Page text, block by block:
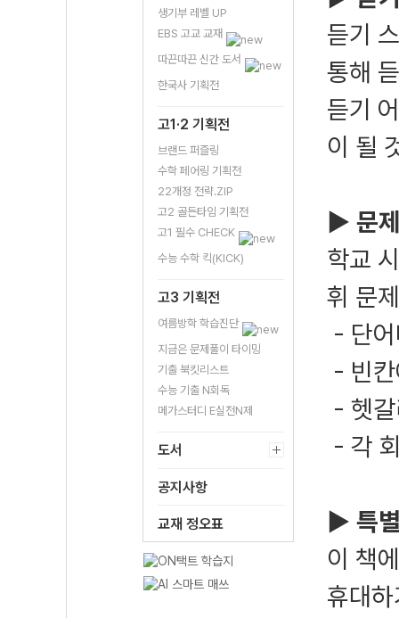
생기부 레벨 UP
EBS 고교 교재
따끈따끈 신간 도서
한국사 기획전
고1·2 기획전
브랜드 퍼즐링
수학 페어링 기획전
22개정 전략.ZIP
고2 골든타임 기획전
고1 필수 CHECK
수능 수학 킥(KICK)
고3 기획전
여름방학 학습진단
지금은 문제풀이 타이밍
기출 북킷리스트
수능 기출 N회독
메가스터디 E실전N제
도서
공지사항
교재 정오표
듣기
통해
듣기
이 될
▶ 문
학교
휘 문
- 단
- 빈
- 헷
- 각
▶ 특
이 책
휴대